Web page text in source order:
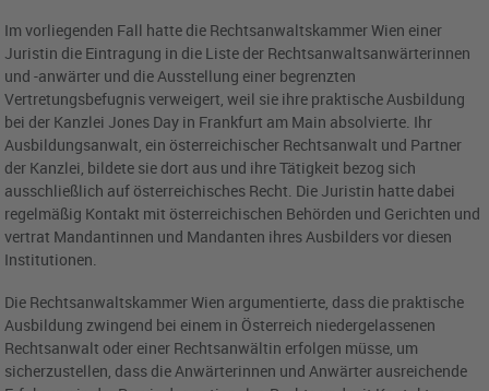
Im vorliegenden Fall hatte die Rechtsanwaltskammer Wien einer
Juristin die Eintragung in die Liste der Rechtsanwaltsanwärterinnen
und -anwärter und die Ausstellung einer begrenzten
Vertretungsbefugnis verweigert, weil sie ihre praktische Ausbildung
bei der Kanzlei Jones Day in Frankfurt am Main absolvierte. Ihr
Ausbildungsanwalt, ein österreichischer Rechtsanwalt und Partner
der Kanzlei, bildete sie dort aus und ihre Tätigkeit bezog sich
ausschließlich auf österreichisches Recht. Die Juristin hatte dabei
regelmäßig Kontakt mit österreichischen Behörden und Gerichten und
vertrat Mandantinnen und Mandanten ihres Ausbilders vor diesen
Institutionen.
Die Rechtsanwaltskammer Wien argumentierte, dass die praktische
Ausbildung zwingend bei einem in Österreich niedergelassenen
Rechtsanwalt oder einer Rechtsanwältin erfolgen müsse, um
sicherzustellen, dass die Anwärterinnen und Anwärter ausreichende